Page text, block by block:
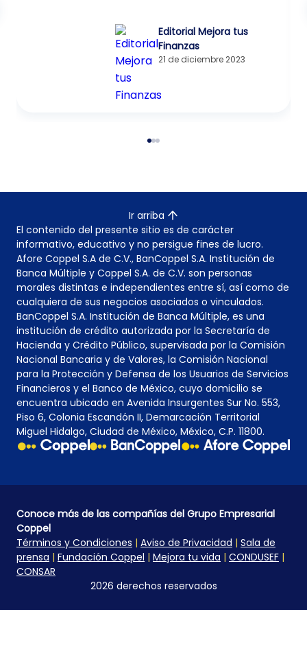
Editorial Mejora tus
Finanzas
21 de diciembre 2023
Ir arriba
El contenido del presente sitio es de carácter
informativo, educativo y no persigue fines de lucro.
Afore Coppel S.A de C.V., BanCoppel S.A. Institución de
Banca Múltiple y Coppel S.A. de C.V. son personas
morales distintas e independientes entre sí, así como de
cualquiera de sus negocios asociados o vinculados.
BanCoppel S.A. Institución de Banca Múltiple, es una
institución de crédito autorizada por la Secretaría de
Hacienda y Crédito Público, supervisada por la Comisión
Nacional Bancaria y de Valores, la Comisión Nacional
para la Protección y Defensa de los Usuarios de Servicios
Financieros y el Banco de México, cuyo domicilio se
encuentra ubicado en Avenida Insurgentes Sur No. 553,
Piso 6, Colonia Escandón II, Demarcación Territorial
Miguel Hidalgo, Ciudad de México, México, C.P. 11800.
Conoce más de las compañías del Grupo Empresarial
Coppel
Términos y Condiciones | Aviso de Privacidad | Sala de
prensa | Fundación Coppel | Mejora tu vida | CONDUSEF |
CONSAR
2026 derechos reservados